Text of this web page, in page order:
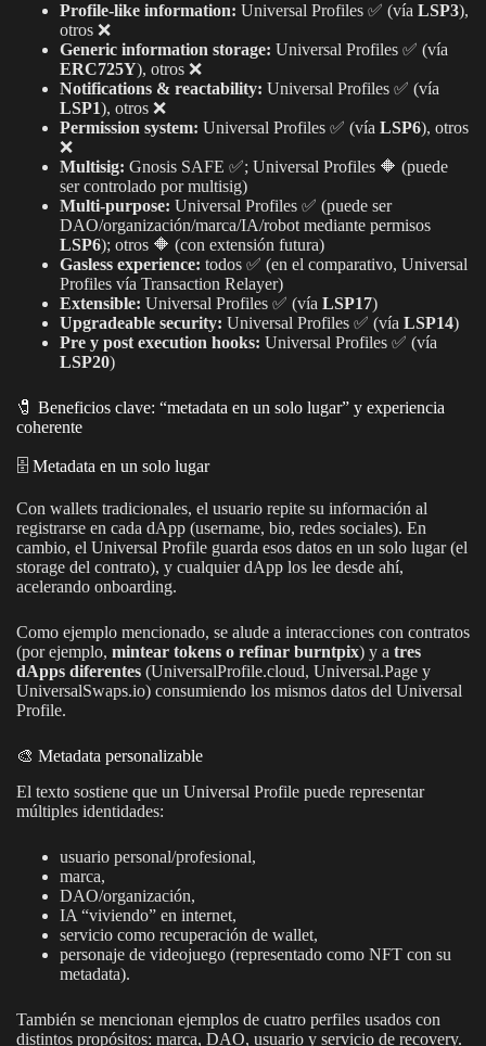
Profile-like information: Universal Profiles ✅ (vía LSP3),
otros ❌
Generic information storage: Universal Profiles ✅ (vía
ERC725Y), otros ❌
Notifications & reactability: Universal Profiles ✅ (vía
LSP1), otros ❌
Permission system: Universal Profiles ✅ (vía LSP6), otros
❌
Multisig: Gnosis SAFE ✅; Universal Profiles 🔶 (puede
ser controlado por multisig)
Multi-purpose: Universal Profiles ✅ (puede ser
DAO/organización/marca/IA/robot mediante permisos
LSP6); otros 🔶 (con extensión futura)
Gasless experience: todos ✅ (en el comparativo, Universal
Profiles vía Transaction Relayer)
Extensible: Universal Profiles ✅ (vía LSP17)
Upgradeable security: Universal Profiles ✅ (vía LSP14)
Pre y post execution hooks: Universal Profiles ✅ (vía
LSP20)
🧷 Beneficios clave: “metadata en un solo lugar” y experiencia
coherente
🗄️ Metadata en un solo lugar
Con wallets tradicionales, el usuario repite su información al
registrarse en cada dApp (username, bio, redes sociales). En
cambio, el Universal Profile guarda esos datos en un solo lugar (el
storage del contrato), y cualquier dApp los lee desde ahí,
acelerando onboarding.
Como ejemplo mencionado, se alude a interacciones con contratos
(por ejemplo, mintear tokens o refinar burntpix) y a tres
dApps diferentes (UniversalProfile.cloud, Universal.Page y
UniversalSwaps.io) consumiendo los mismos datos del Universal
Profile.
🎨 Metadata personalizable
El texto sostiene que un Universal Profile puede representar
múltiples identidades:
usuario personal/profesional,
marca,
DAO/organización,
IA “viviendo” en internet,
servicio como recuperación de wallet,
personaje de videojuego (representado como NFT con su
metadata).
También se mencionan ejemplos de cuatro perfiles usados con
distintos propósitos: marca, DAO, usuario y servicio de recovery.